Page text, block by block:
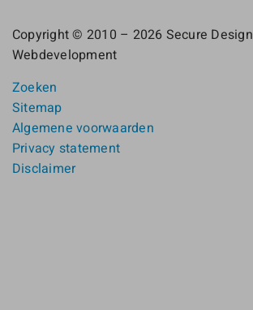
Copyright © 2010 – 2026 Secure Design
Webdevelopment
Zoeken
Sitemap
Algemene voorwaarden
Privacy statement
Disclaimer